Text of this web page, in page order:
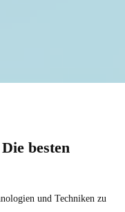
besten
und Techniken zu